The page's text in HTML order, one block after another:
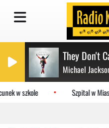
They Don't
Michael
w szkole Szpital w